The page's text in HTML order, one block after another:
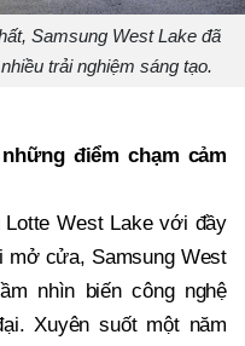
Samsung West Lake đã
trải nghiệm sáng tạo.
điểm chạm cảm
West Lake với đầy
mở cửa, Samsung West
nhìn biến công nghệ
Xuyên suốt một năm